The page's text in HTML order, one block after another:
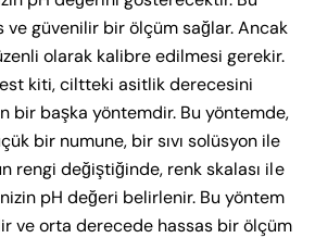
ve güvenilir bir ölçüm sağlar. Ancak
olarak kalibre edilmesi gerekir.
kiti, ciltteki asitlik derecesini
bir başka yöntemdir. Bu yöntemde,
bir numune, bir sıvı solüsyon ile
rengi değiştiğinde, renk skalası ile
pH değeri belirlenir. Bu yöntem
ve orta derecede hassas bir ölçüm